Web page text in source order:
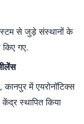
से जुड़े संस्थानों के
गए.
में एयरोनॉटिक्स
केंद्र स्थापित किया